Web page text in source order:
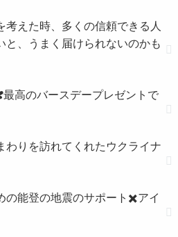
考えた時、多くの信頼できる人
と、うまく届けられないのかも
高のバースデープレゼントで
わりを訪れてくれたウクライナ
の能登の地震のサポート✖️アイ